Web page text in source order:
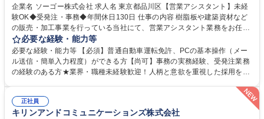
企業名 ソーゴー株式会社 求人名 東京都品川区【営業アシスタント】未経
験OK◆受発注・事務◆年間休日130日 仕事の内容 樹脂板や建築資材など
の販売・加工事業を行っている当社にて、営業アシスタント業務をお任せ
いたします。注文対応やWebデータの出力、各所への発注・加工依頼のほ
か、電話・メール対応等の事務業務を担当します。 ■受注・発注業務：FA
Xによる注文対応、Web発注データのプリントアウト、各仕入先・協力会
社への発注および加工依頼等 ■納品書・請求書の作成および発送手配 ■商
随する事務全般 ※高度なPCスキルは不要です。【業務内容の変更範囲】
当社の指定する業務 募集職種 東京都品川区【営業アシスタント】未経験O
K◆受発注・事務◆年間休日130日
必要な経験・能力等
必要な経験・能力等 【必須】普通自動車運転免許、PCの基本操作（メー
ル送信・簡単入力程度）ができる方【尚可】事務の実務経験、受発注業務
の経験のある方★業界・職種未経験歓迎！人柄と意欲を重視した採用を行
社員が多数在籍しています。 【求める人物像】納期優先の業界のため状況
変化に臨機応変かつ柔軟に対応できる方、約束を守り正確に作業を進めら
れる方を求めています。高度なPCスキルや関数知識は一切不要です。丁
正社員
キリンアンドコミュニケーションズ株式会社